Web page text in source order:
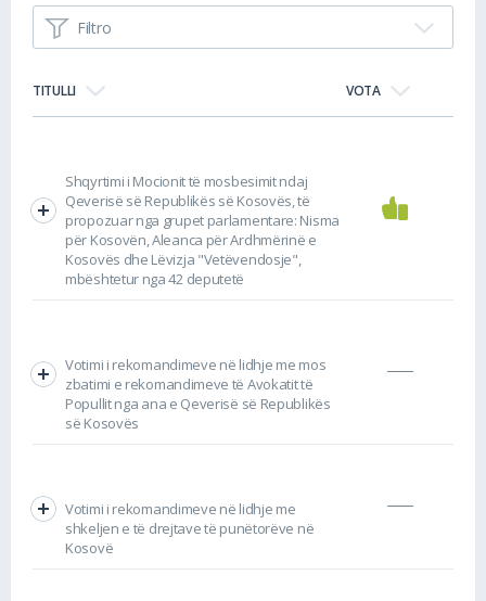
Filtro
TITULLI VOTA
Shqyrtimi i Mocionit të mosbesimit ndaj
Qeverisë së Republikës së Kosovës, të
propozuar nga grupet parlamentare: Nisma
për Kosovën, Aleanca për Ardhmërinë e
Kosovës dhe Lëvizja "Vetëvendosje",
mbështetur nga 42 deputetë
Votimi i rekomandimeve në lidhje me mos
zbatimi e rekomandimeve të Avokatit të
Popullit nga ana e Qeverisë së Republikës
së Kosovës
Votimi i rekomandimeve në lidhje me
shkeljen e të drejtave të punëtorëve në
Kosovë